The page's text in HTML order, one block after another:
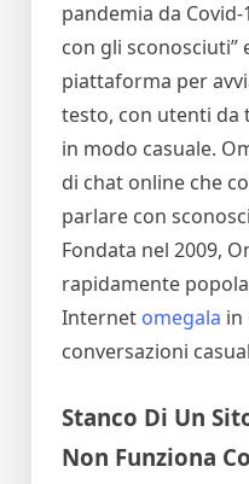
pandemia da
con gli sconosciuti”
piattaforma per
testo, con utenti da
in modo casuale.
di chat online che
parlare con
Fondata nel 2009,
rapidamente
Internet omegala in
conversazioni
Stanco Di Un
Non Funziona